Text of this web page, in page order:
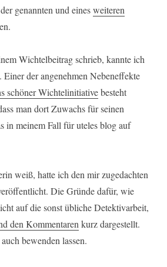
genannten und einesweiteren
Wichtelbeitrag schrieb, kannte ich
der angenehmen Nebeneffekte
schöner Wichtelinitiativebesteht
man dort Zuwachs für seinen
in meinem Fall für uteles blog auf
weiß, hatte ich den mir zugedachten
Die Gründe dafür, wie
auf die sonst übliche Detektivarbeit,
den Kommentaren kurz dargestellt.
bewenden lassen.